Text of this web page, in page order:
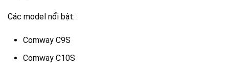
Các model nổi bật:
Comway C9S
Comway C10S